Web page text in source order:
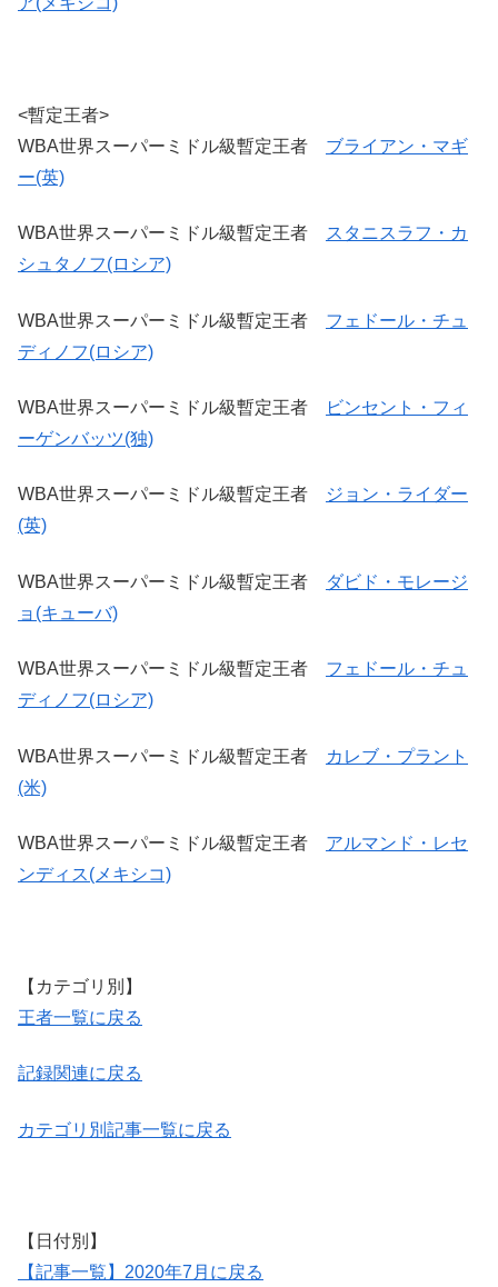
<暫定王者>
WBA世界スーパーミドル級暫定王者 ブライアン・マギ
ー(英)
WBA世界スーパーミドル級暫定王者
スタニスラフ・カ
シュタノフ(ロシア)
WBA世界スーパーミドル級暫定王者 フェドール・チュ
ディノフ(ロシア)
WBA世界スーパーミドル級暫定王者
ビンセント・フィ
ーゲンバッツ(独)
WBA世界スーパーミドル級暫定王者
ジョン・ライダー
(英)
WBA世界スーパーミドル級暫定王者
ダビド・モレージ
ョ(キューバ)
WBA世界スーパーミドル級暫定王者 フェドール・チュ
ディノフ(ロシア)
WBA世界スーパーミドル級暫定王者
カレブ・プラント
(米)
WBA世界スーパーミドル級暫定王者 アルマンド・レセ
ンディス(メキシコ)
【カテゴリ別】
王者一覧に戻る
記録関連に戻る
カテゴリ別記事一覧に戻る
【日付別】
【記事一覧】2020年7月に戻る